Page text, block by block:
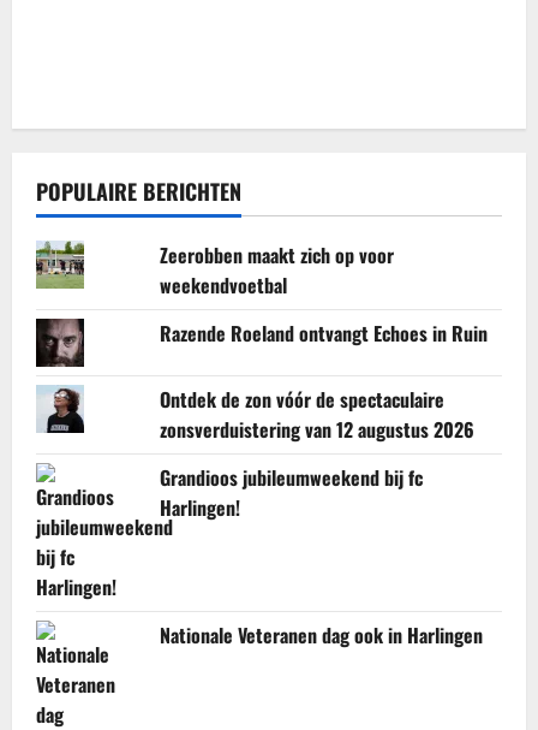
POPULAIRE BERICHTEN
Zeerobben maakt zich op voor
weekendvoetbal
Razende Roeland ontvangt Echoes in Ruin
Ontdek de zon vóór de spectaculaire
zonsverduistering van 12 augustus 2026
Grandioos jubileumweekend bij fc
Harlingen!
Nationale Veteranen dag ook in Harlingen